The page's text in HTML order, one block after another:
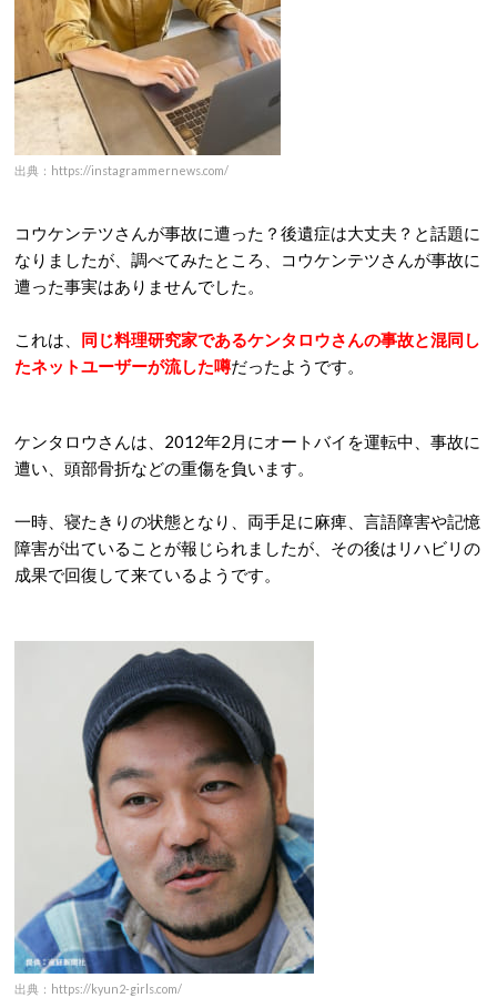
出典：https://instagrammernews.com/
コウケンテツさんが事故に遭った？後遺症は大丈夫？と話題に
なりましたが、調べてみたところ、コウケンテツさんが事故に
遭った事実はありませんでした。
これは、
同じ料理研究家であるケンタロウさんの事故と混同し
たネットユーザーが流した噂だったようです。
ケンタロウさんは、2012年2月にオートバイを運転中、事故に
遭い、頭部骨折などの重傷を負います。
一時、寝たきりの状態となり、両手足に麻痺、言語障害や記憶
障害が出ていることが報じられましたが、その後はリハビリの
成果で回復して来ているようです。
出典：https://kyun2-girls.com/